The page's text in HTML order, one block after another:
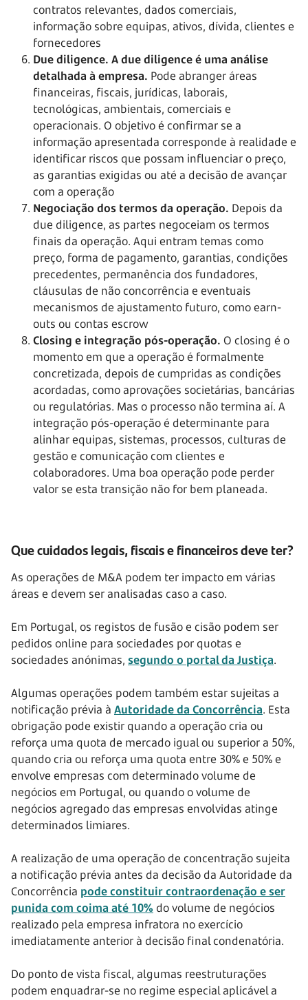
contratos relevantes, dados comerciais,
informação sobre equipas, ativos, dívida, clientes e
fornecedores
Due diligence. A due diligence é uma análise
detalhada à empresa. Pode abranger áreas
financeiras, fiscais, jurídicas, laborais,
tecnológicas, ambientais, comerciais e
operacionais. O objetivo é confirmar se a
informação apresentada corresponde à realidade e
identificar riscos que possam influenciar o preço,
as garantias exigidas ou até a decisão de avançar
com a operação
Negociação dos termos da operação. Depois da
due diligence, as partes negoceiam os termos
finais da operação. Aqui entram temas como
preço, forma de pagamento, garantias, condições
precedentes, permanência dos fundadores,
cláusulas de não concorrência e eventuais
mecanismos de ajustamento futuro, como earn-
outs ou contas escrow
Closing e integração pós-operação. O closing é o
momento em que a operação é formalmente
concretizada, depois de cumpridas as condições
acordadas, como aprovações societárias, bancárias
ou regulatórias. Mas o processo não termina aí. A
integração pós-operação é determinante para
alinhar equipas, sistemas, processos, culturas de
gestão e comunicação com clientes e
colaboradores. Uma boa operação pode perder
valor se esta transição não for bem planeada.
Que cuidados legais, fiscais e financeiros deve ter?
As operações de M&A podem ter impacto em várias
áreas e devem ser analisadas caso a caso.
Em Portugal, os registos de fusão e cisão podem ser
pedidos online para sociedades por quotas e
sociedades anónimas, segundo o portal da Justiça.
Algumas operações podem também estar sujeitas a
notificação prévia à Autoridade da Concorrência. Esta
obrigação pode existir quando a operação cria ou
reforça uma quota de mercado igual ou superior a 50%,
quando cria ou reforça uma quota entre 30% e 50% e
envolve empresas com determinado volume de
negócios em Portugal, ou quando o volume de
negócios agregado das empresas envolvidas atinge
determinados limiares.
A realização de uma operação de concentração sujeita
a notificação prévia antes da decisão da Autoridade da
Concorrência pode constituir contraordenação e ser
punida com coima até 10% do volume de negócios
realizado pela empresa infratora no exercício
imediatamente anterior à decisão final condenatória.
Do ponto de vista fiscal, algumas reestruturações
podem enquadrar-se no regime especial aplicável a